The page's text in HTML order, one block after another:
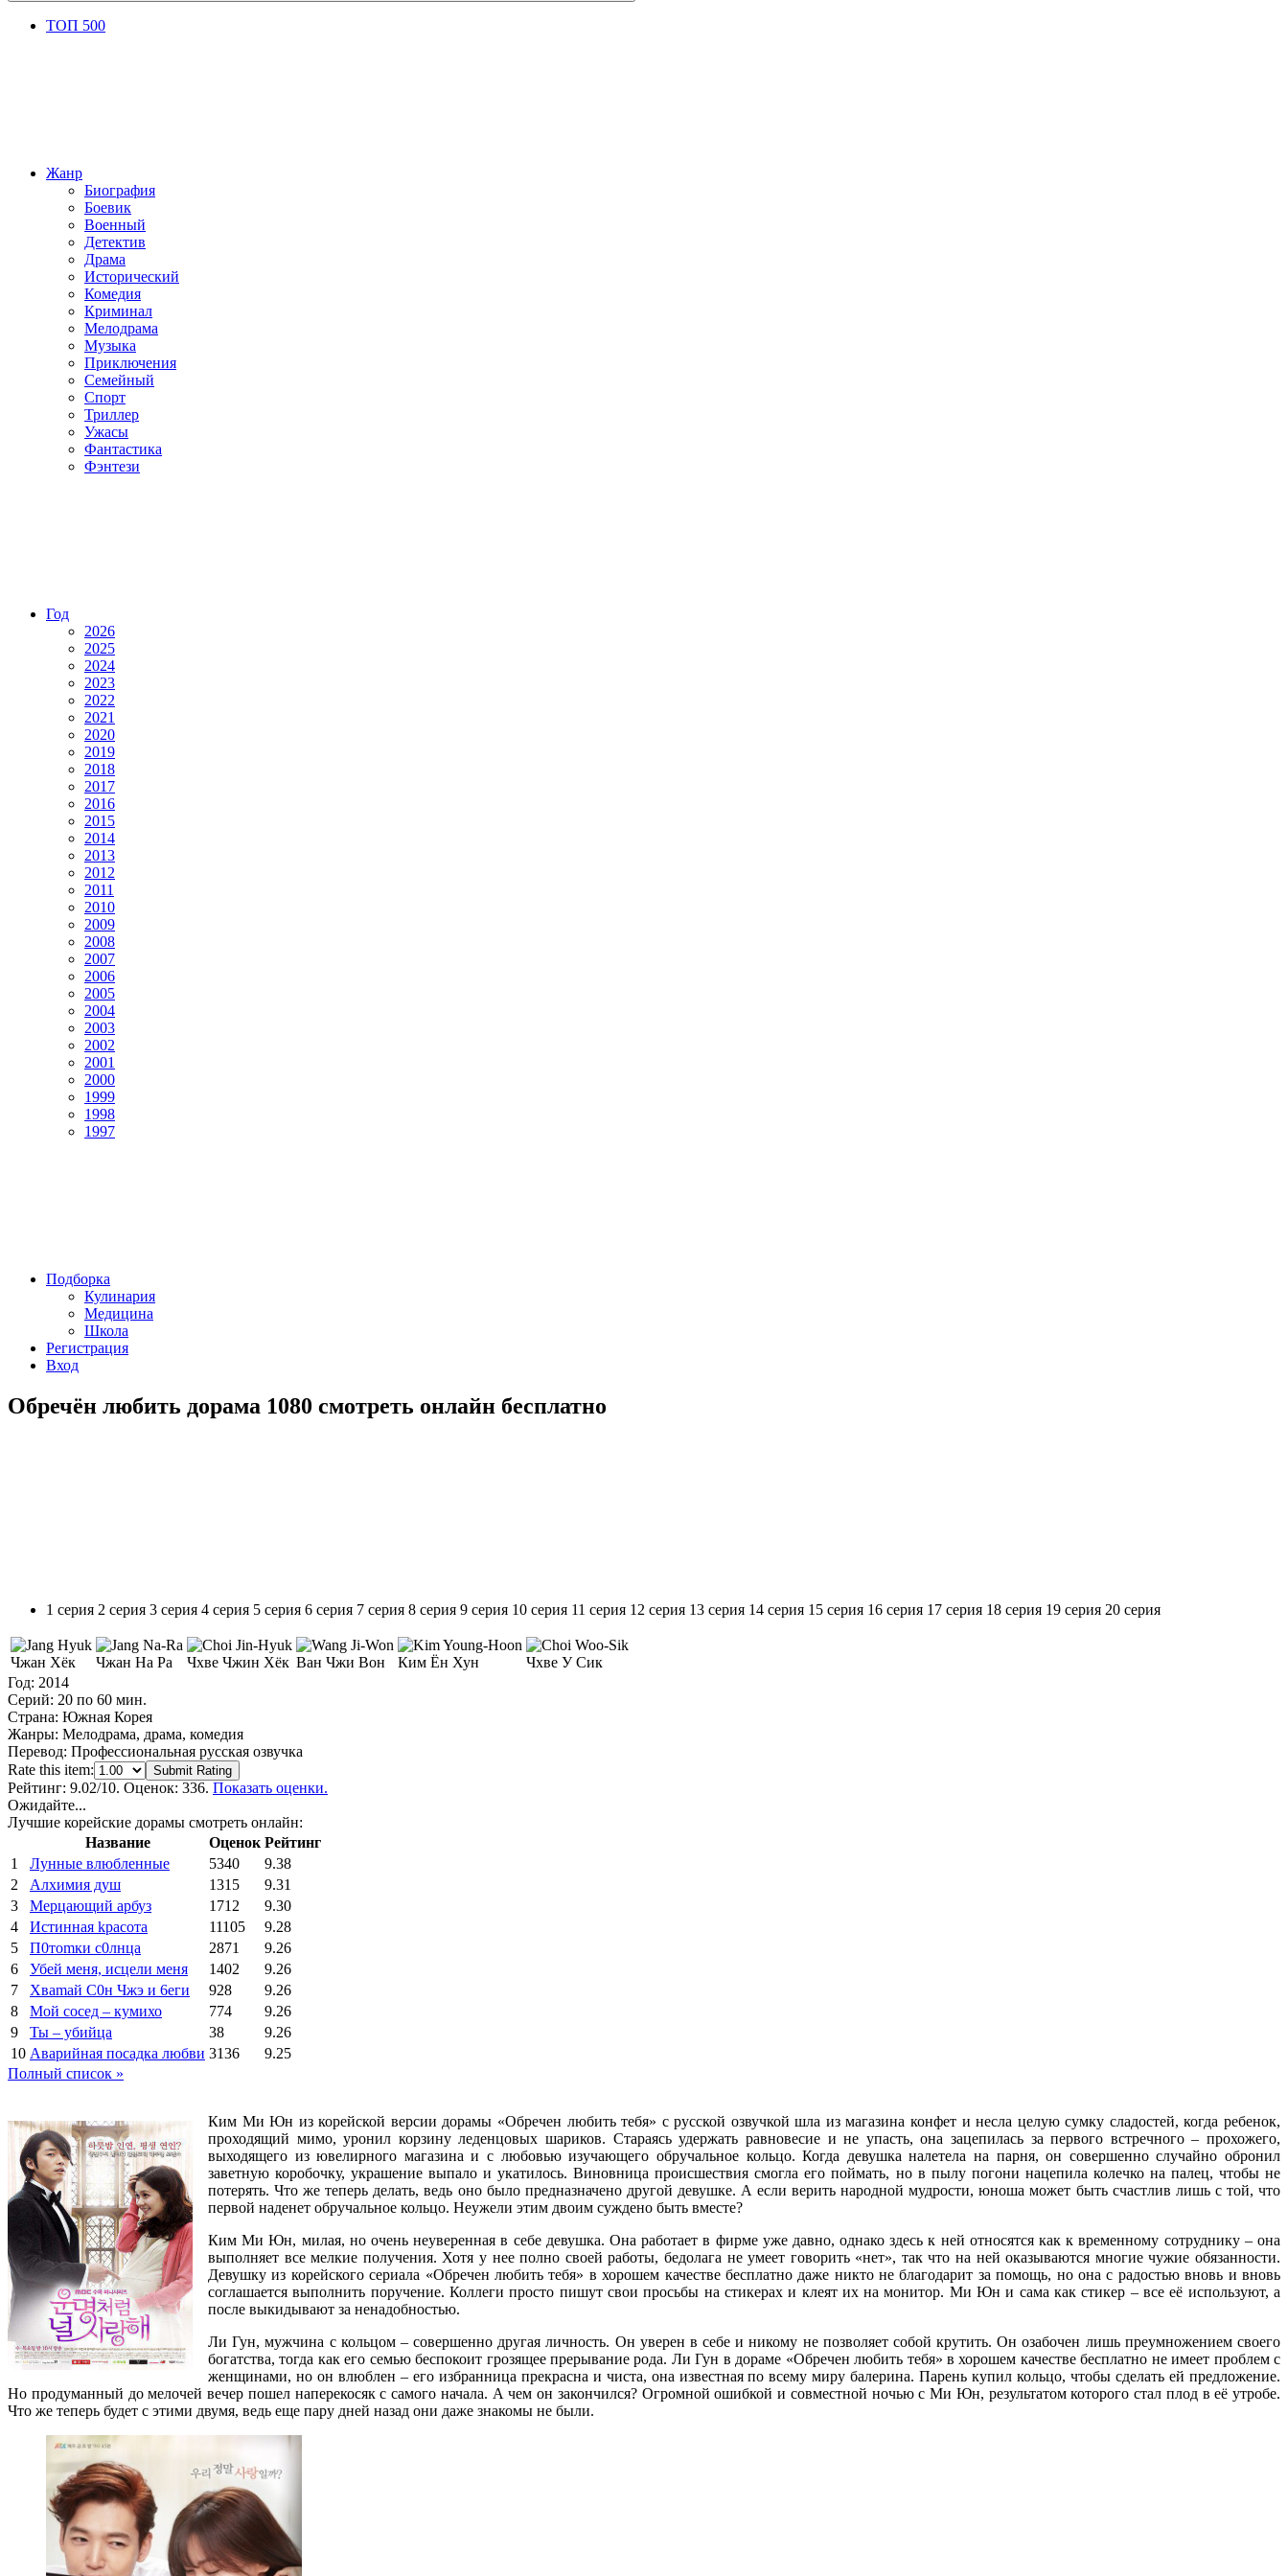
ТОП 500
Жанр
Биография
Боевик
Военный
Детектив
Драма
Исторический
Комедия
Криминал
Мелодрама
Музыка
Приключения
Семейный
Спорт
Триллер
Ужасы
Фантастика
Фэнтези
Год
2026
2025
2024
2023
2022
2021
2020
2019
2018
2017
2016
2015
2014
2013
2012
2011
2010
2009
2008
2007
2006
2005
2004
2003
2002
2001
2000
1999
1998
1997
Подборка
Кулинария
Медицина
Школа
Регистрация
Вход
Обречён любить дорама 1080 смотреть онлайн бесплатно
1 серия 2 серия 3 серия 4 серия 5 серия 6 серия 7 серия 8 серия 9 серия 10 серия 11 серия 12 серия 13 серия 14 серия 15 серия 16 серия 17 серия 18 серия 19 серия 20 серия
Чжан Хёк Чжан На Ра Чхве Чжин Хёк Ван Чжи Вон Ким Ён Хун
Чхве У Сик
Год: 2014
Серий: 20 по 60 мин.
Страна: Южная Корея
Жанры: Мелодрама, драма, комедия
Перевод: Профессиональная русская озвучка
Rate this item:
Submit Rating
Рейтинг: 9.02/10. Оценок: 336. Показать оценки.
Ожидайте...
Лучшие корейские дорамы смотреть онлайн:
Название
Оценок Рейтинг
1
Лунные влюбленные 5340
9.38
2
Алхимия душ 1315
9.31
3
Мерцающий арбуз 1712
9.30
4
Иcтиннaя kрасoтa 11105
9.28
5
П0тоmки c0лнцa 2871
9.26
6
Убей меня, исцели меня 1402
9.26
7
Xваmай С0н Чжэ и 6еги 928
9.26
8
Мой сосед – кумихо 774
9.26
9
Ты – убийца 38
9.26
10 Аварийная посадка любви 3136
9.25
Полный список »
Ким Ми Юн из корейской версии дорамы «Обречен любить тебя» с русской озвучкой шла из магазина конфет и несла целую сумку сладостей, когда ребенок,
проходящий мимо, уронил корзину леденцовых шариков. Стараясь удержать равновесие и не упасть, она зацепилась за первого встречного – прохожего,
выходящего из ювелирного магазина и с любовью изучающего обручальное кольцо. Когда девушка налетела на парня, он совершенно случайно обронил
заветную коробочку, украшение выпало и укатилось. Виновница происшествия смогла его поймать, но в пылу погони нацепила колечко на палец, чтобы не
потерять. Что же теперь делать, ведь оно было предназначено другой девушке. А если верить народной мудрости, юноша может быть счастлив лишь с той, что
первой наденет обручальное кольцо. Неужели этим двоим суждено быть вместе?
Ким Ми Юн, милая, но очень неуверенная в себе девушка. Она работает в фирме уже давно, однако здесь к ней относятся как к временному сотруднику – она
выполняет все мелкие получения. Хотя у нее полно своей работы, бедолага не умеет говорить «нет», так что на ней оказываются многие чужие обязанности.
Девушку из корейского сериала «Обречен любить тебя» в хорошем качестве бесплатно даже никто не благодарит за помощь, но она с радостью вновь и вновь
соглашается выполнить поручение. Коллеги просто пишут свои просьбы на стикерах и клеят их на монитор. Ми Юн и сама как стикер – все её используют, а
после выкидывают за ненадобностью.
Ли Гун, мужчина с кольцом – совершенно другая личность. Он уверен в себе и никому не позволяет собой крутить. Он озабочен лишь преумножением своего
богатства, тогда как его семью беспокоит грозящее прерывание рода. Ли Гун в дораме «Обречен любить тебя» в хорошем качестве бесплатно не имеет проблем с
женщинами, но он влюблен – его избранница прекрасна и чиста, она известная по всему миру балерина. Парень купил кольцо, чтобы сделать ей предложение.
Но продуманный до мелочей вечер пошел наперекосяк с самого начала. А чем он закончился? Огромной ошибкой и совместной ночью с Ми Юн, результатом которого стал плод в её утробе.
Что же теперь будет с этими двумя, ведь еще пару дней назад они даже знакомы не были.